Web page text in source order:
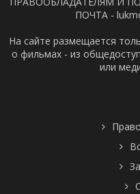
ПОЧТА -
На сайте размещается
о фильмах - из
или